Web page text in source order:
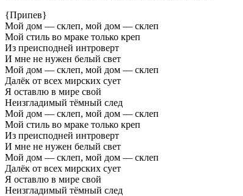
{Припев}
Мой дом — склеп, мой дом — склеп
Мой стиль во мраке только креп
Из преисподней интроверт
И мне не нужен белый свет
Мой дом — склеп, мой дом — склеп
Далёк от всех мирских сует
Я оставлю в мире свой
Неизгладимый тёмный след
Мой дом — склеп, мой дом — склеп
Мой стиль во мраке только креп
Из преисподней интроверт
И мне не нужен белый свет
Мой дом — склеп, мой дом — склеп
Далёк от всех мирских сует
Я оставлю в мире свой
Неизгладимый тёмный след